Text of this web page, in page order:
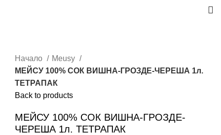
Начало
Meusy
МЕЙСУ 100% СОК ВИШНА-ГРОЗДЕ-ЧЕРЕША 1л.
ТЕТРАПАК
Back to products
МЕЙСУ 100% СОК ВИШНА-ГРОЗДЕ-
ЧЕРЕША 1л. ТЕТРАПАК